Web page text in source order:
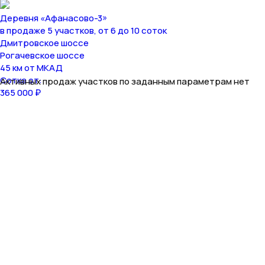
Деревня «Афанасово-3»
в продаже 5 участков, от 6 до 10 соток
Дмитровское шоссе
Рогачевское шоссе
45 км от МКАД
Сотка от:
365 000 ₽
Активных продаж участков по заданным параметрам нет